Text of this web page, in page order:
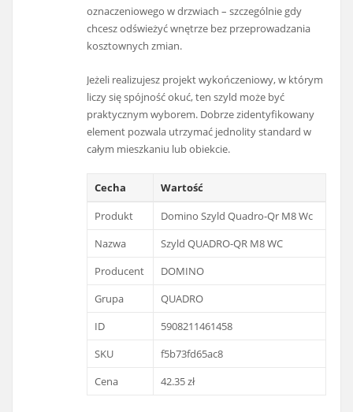
oznaczeniowego w drzwiach – szczególnie gdy
chcesz odświeżyć wnętrze bez przeprowadzania
kosztownych zmian.
Jeżeli realizujesz projekt wykończeniowy, w którym
liczy się spójność okuć, ten szyld może być
praktycznym wyborem. Dobrze zidentyfikowany
element pozwala utrzymać jednolity standard w
całym mieszkaniu lub obiekcie.
Cecha
Wartość
Produkt
Domino Szyld Quadro-Qr M8 Wc
Nazwa
Szyld QUADRO-QR M8 WC
Producent
DOMINO
Grupa
QUADRO
ID
5908211461458
SKU
f5b73fd65ac8
Cena
42.35 zł